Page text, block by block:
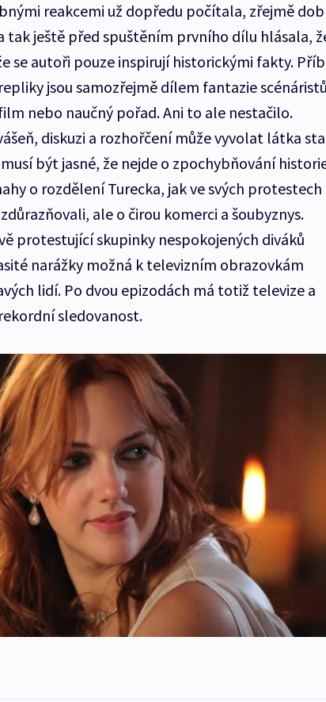
reakcemi už dopředu počítala, zřejmě
tak ještě před spuštěním prvního dílu hlásala,
se autoři pouze inspirují historickými fakty.
jsou samozřejmě dílem fantazie
nebo naučný pořad. Ani to ale nestačilo.
diskuzi a rozhořčení může vyvolat látka
být jasné, že nejde o zpochybňování
o rozdělení Turecka, jak ve svých protestech
ale o čirou komerci a šoubyznys.
protestující skupinky nespokojených diváků
narážky možná k televizním obrazovkám
lidí. Po dvou epizodách má totiž televize a
sledovanost.